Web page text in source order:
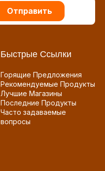
Отправить
Быстрые Ссылки
Горящие Предложения
Рекомендуемые Продукты
Лучшие Магазины
Последние Продукты
Часто задаваемые
вопросы